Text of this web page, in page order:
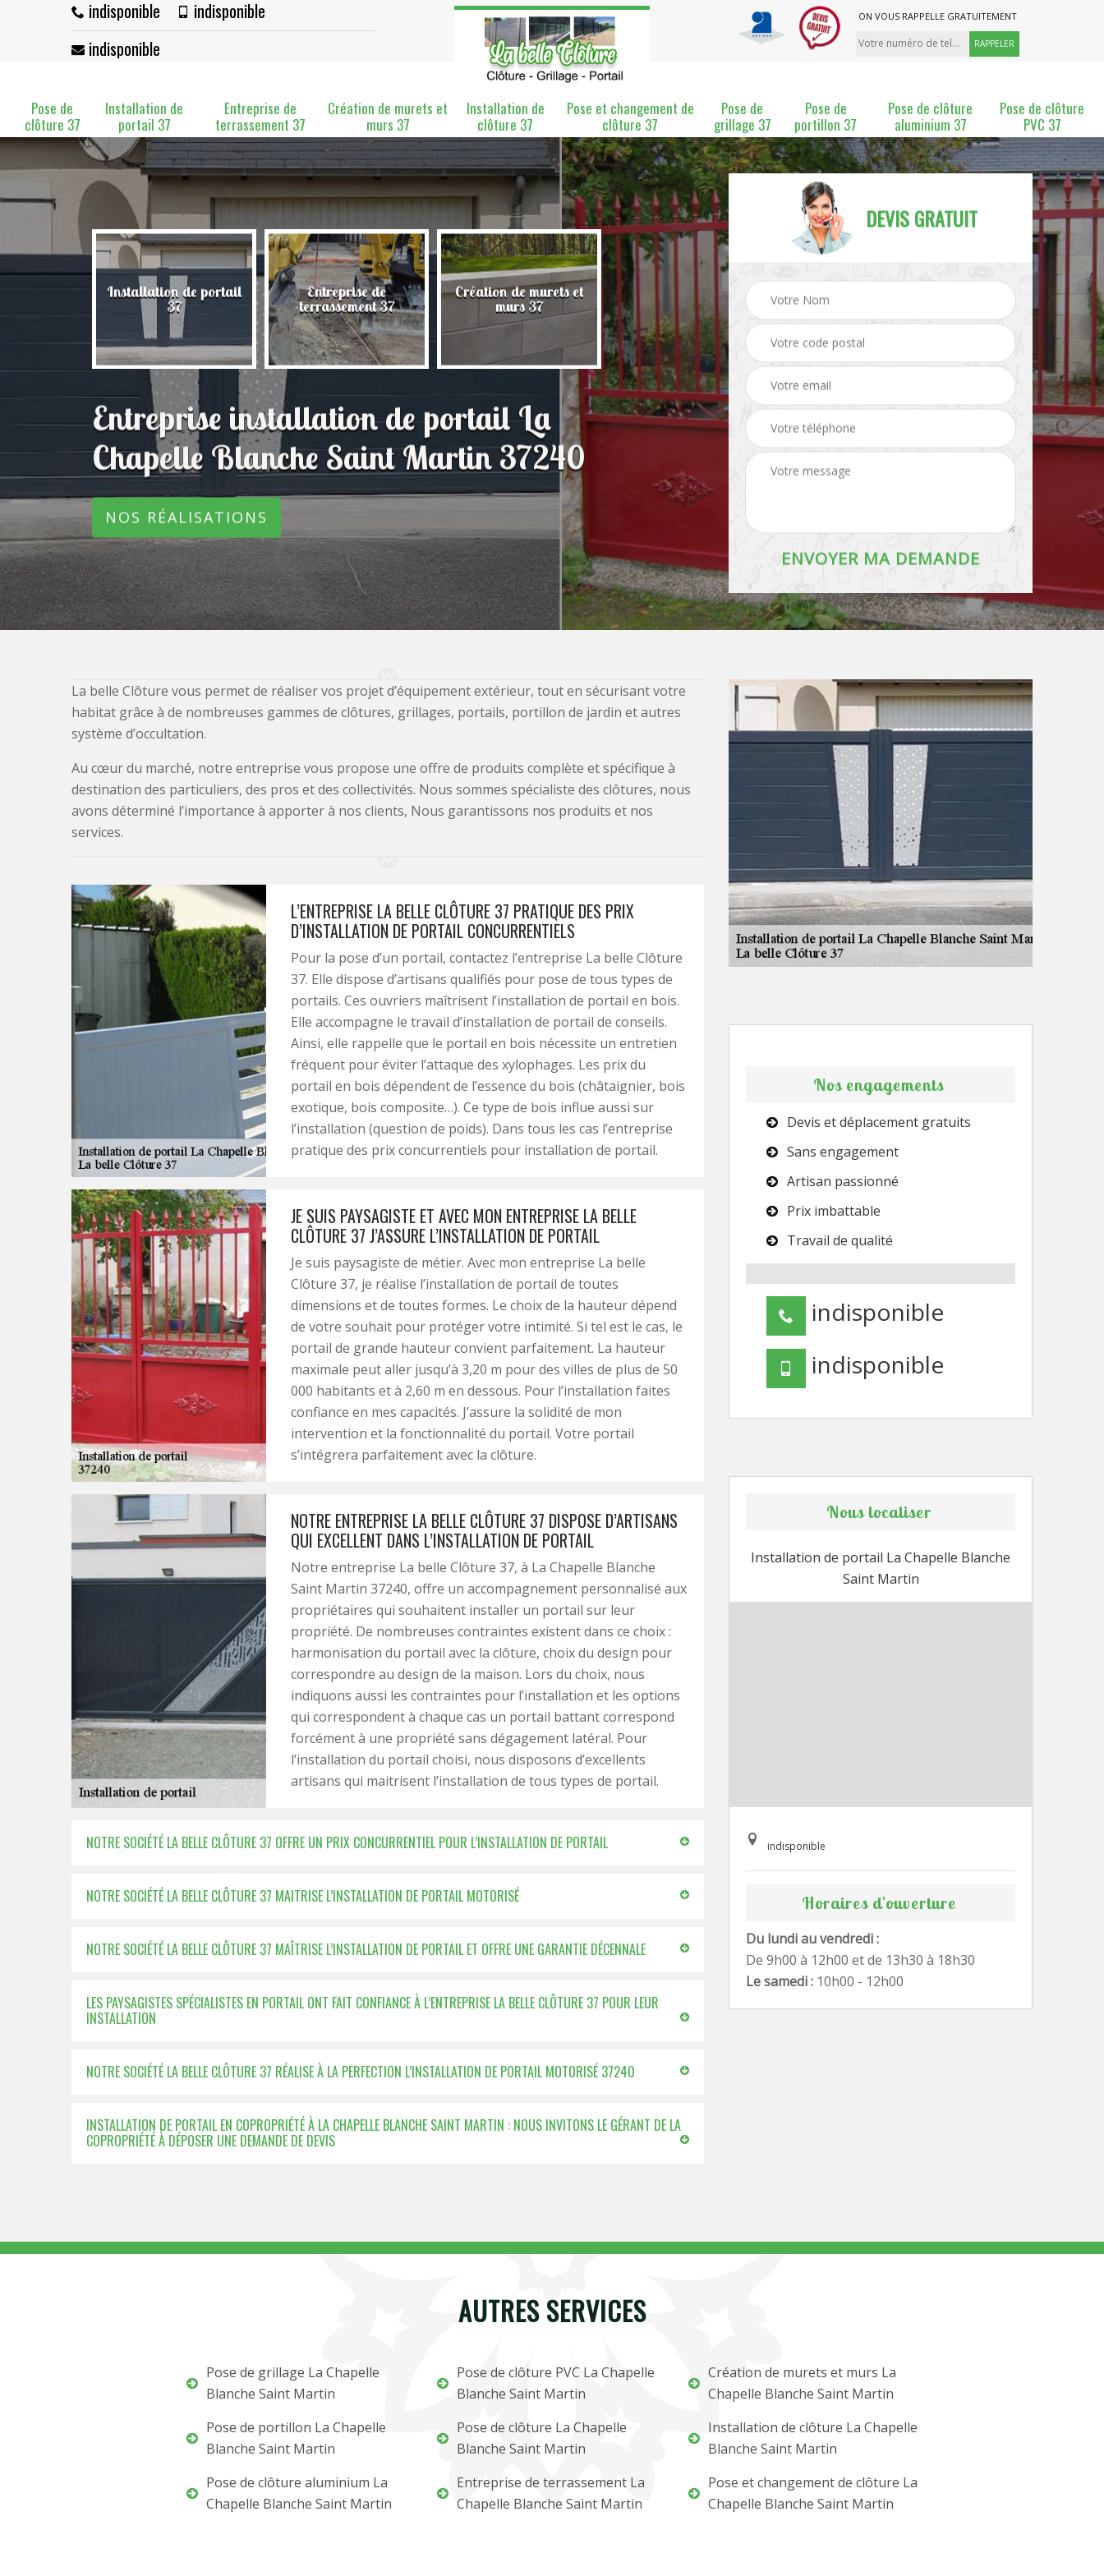
indisponible
indisponible
indisponible
ON VOUS RAPPELLE GRATUITEMENT
Pose de
clôture 37
Installation de
portail 37
Entreprise de
terrassement 37
Création de murets et
murs 37
Installation de
clôture 37
Pose et changement de
clôture 37
Pose de
grillage 37
Pose de
portillon 37
Pose de clôture
aluminium 37
Pose de clôture
PVC 37
Installation de portail
37
Entreprise de
terrassement 37
Création de murets et
murs 37
Installation de clôture
37
Pose et changement de Pose de grillage 37
Entreprise installation de portail La
Chapelle Blanche Saint Martin 37240
NOS RÉALISATIONS
DEVIS GRATUIT
La belle Clôture vous permet de réaliser vos projet d’équipement extérieur, tout en sécurisant votre
habitat grâce à de nombreuses gammes de clôtures, grillages, portails, portillon de jardin et autres
système d’occultation.
Au cœur du marché, notre entreprise vous propose une offre de produits complète et spécifique à
destination des particuliers, des pros et des collectivités. Nous sommes spécialiste des clôtures, nous
avons déterminé l’importance à apporter à nos clients, Nous garantissons nos produits et nos
services.
L’ENTREPRISE LA BELLE CLÔTURE 37 PRATIQUE DES PRIX
D’INSTALLATION DE PORTAIL CONCURRENTIELS
Pour la pose d’un portail, contactez l’entreprise La belle Clôture
37. Elle dispose d’artisans qualifiés pour pose de tous types de
portails. Ces ouvriers maîtrisent l’installation de portail en bois.
Elle accompagne le travail d’installation de portail de conseils.
Ainsi, elle rappelle que le portail en bois nécessite un entretien
fréquent pour éviter l’attaque des xylophages. Les prix du
portail en bois dépendent de l’essence du bois (châtaignier, bois
exotique, bois composite…). Ce type de bois influe aussi sur
l’installation (question de poids). Dans tous les cas l’entreprise
pratique des prix concurrentiels pour installation de portail.
JE SUIS PAYSAGISTE ET AVEC MON ENTREPRISE LA BELLE
CLÔTURE 37 J’ASSURE L’INSTALLATION DE PORTAIL
Je suis paysagiste de métier. Avec mon entreprise La belle
Clôture 37, je réalise l’installation de portail de toutes
dimensions et de toutes formes. Le choix de la hauteur dépend
de votre souhait pour protéger votre intimité. Si tel est le cas, le
portail de grande hauteur convient parfaitement. La hauteur
maximale peut aller jusqu’à 3,20 m pour des villes de plus de 50
000 habitants et à 2,60 m en dessous. Pour l’installation faites
confiance en mes capacités. J’assure la solidité de mon
intervention et la fonctionnalité du portail. Votre portail
s’intégrera parfaitement avec la clôture.
NOTRE ENTREPRISE LA BELLE CLÔTURE 37 DISPOSE D’ARTISANS
QUI EXCELLENT DANS L’INSTALLATION DE PORTAIL
Notre entreprise La belle Clôture 37, à La Chapelle Blanche
Saint Martin 37240, offre un accompagnement personnalisé aux
propriétaires qui souhaitent installer un portail sur leur
propriété. De nombreuses contraintes existent dans ce choix :
harmonisation du portail avec la clôture, choix du design pour
correspondre au design de la maison. Lors du choix, nous
indiquons aussi les contraintes pour l’installation et les options
qui correspondent à chaque cas un portail battant correspond
forcément à une propriété sans dégagement latéral. Pour
l’installation du portail choisi, nous disposons d’excellents
artisans qui maitrisent l’installation de tous types de portail.
NOTRE SOCIÉTÉ LA BELLE CLÔTURE 37 OFFRE UN PRIX CONCURRENTIEL POUR L’INSTALLATION DE PORTAIL
NOTRE SOCIÉTÉ LA BELLE CLÔTURE 37 MAITRISE L’INSTALLATION DE PORTAIL MOTORISÉ
NOTRE SOCIÉTÉ LA BELLE CLÔTURE 37 MAÎTRISE L’INSTALLATION DE PORTAIL ET OFFRE UNE GARANTIE DÉCENNALE
LES PAYSAGISTES SPÉCIALISTES EN PORTAIL ONT FAIT CONFIANCE À L’ENTREPRISE LA BELLE CLÔTURE 37 POUR LEUR
INSTALLATION
NOTRE SOCIÉTÉ LA BELLE CLÔTURE 37 RÉALISE À LA PERFECTION L’INSTALLATION DE PORTAIL MOTORISÉ 37240
INSTALLATION DE PORTAIL EN COPROPRIÉTÉ À LA CHAPELLE BLANCHE SAINT MARTIN : NOUS INVITONS LE GÉRANT DE LA
COPROPRIÉTÉ À DÉPOSER UNE DEMANDE DE DEVIS
Nos engagements
Devis et déplacement gratuits
Sans engagement
Artisan passionné
Prix imbattable
Travail de qualité
indisponible
indisponible
Nous localiser
Installation de portail La Chapelle Blanche
Saint Martin
indisponible
Horaires d'ouverture
Du lundi au vendredi :
De 9h00 à 12h00 et de 13h30 à 18h30
Le samedi : 10h00 - 12h00
AUTRES SERVICES
Pose de grillage La Chapelle
Blanche Saint Martin
Pose de portillon La Chapelle
Blanche Saint Martin
Pose de clôture aluminium La
Chapelle Blanche Saint Martin
Pose de clôture PVC La Chapelle
Blanche Saint Martin
Pose de clôture La Chapelle
Blanche Saint Martin
Entreprise de terrassement La
Chapelle Blanche Saint Martin
Création de murets et murs La
Chapelle Blanche Saint Martin
Installation de clôture La Chapelle
Blanche Saint Martin
Pose et changement de clôture La
Chapelle Blanche Saint Martin